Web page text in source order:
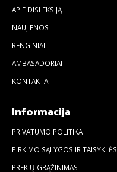
APIE DISLEKSIJĄ
NAUJIENOS
RENGINIAI
AMBASADORIAI
KONTAKTAI
Informacija
PRIVATUMO POLITIKA
PIRKIMO SĄLYGOS IR TAISYKLĖS
PREKIŲ GRĄŽINIMAS